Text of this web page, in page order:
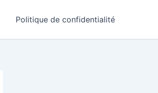
Politique de confidentialité